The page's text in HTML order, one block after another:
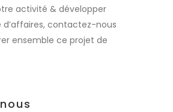
activité & développer
contactez-nous
ensemble ce projet de